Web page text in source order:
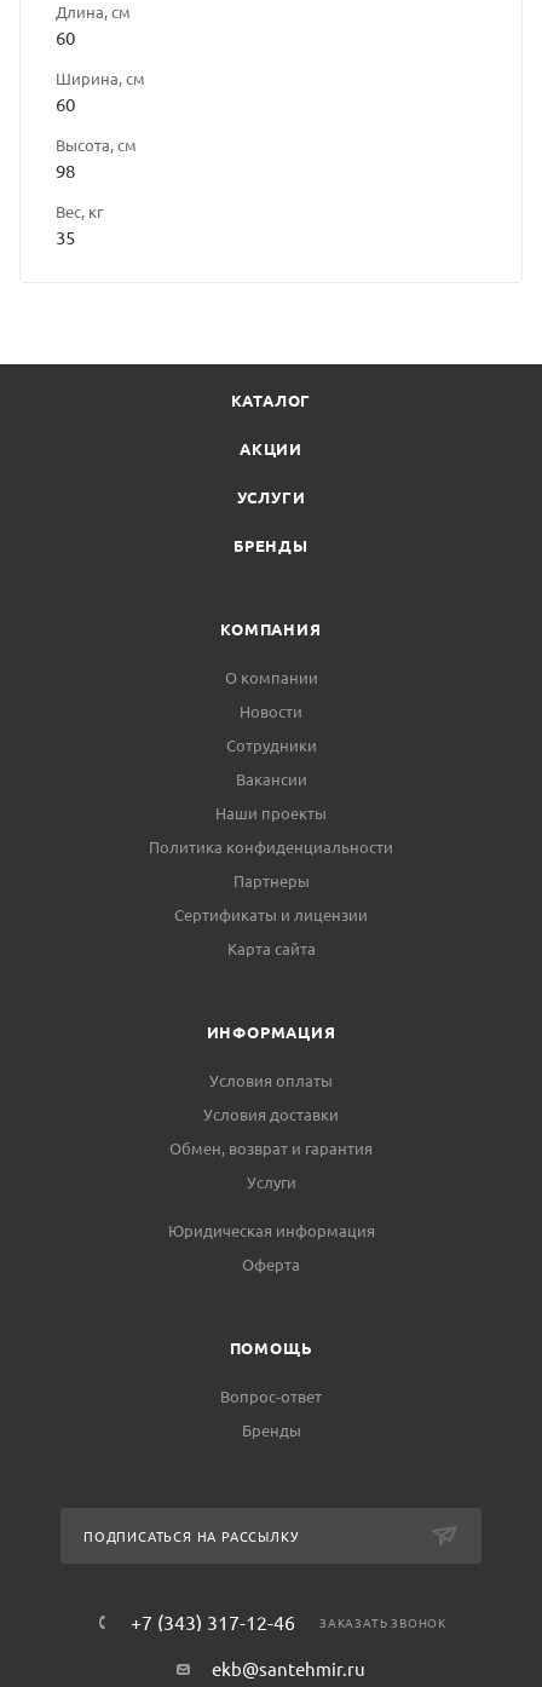
Длина, см
60
Ширина, см
60
Высота, см
98
Вес, кг
35
КАТАЛОГ
АКЦИИ
УСЛУГИ
БРЕНДЫ
КОМПАНИЯ
О компании
Новости
Сотрудники
Вакансии
Наши проекты
Политика конфиденциальности
Партнеры
Сертификаты и лицензии
Карта сайта
ИНФОРМАЦИЯ
Условия оплаты
Условия доставки
Обмен, возврат и гарантия
Услуги
Юридическая информация
Оферта
ПОМОЩЬ
Вопрос-ответ
Бренды
ПОДПИСАТЬСЯ НА РАССЫЛКУ
+7 (343) 317-12-46 ЗАКАЗАТЬ ЗВОНОК
ekb@santehmir.ru